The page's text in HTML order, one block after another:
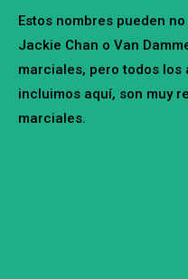
Estos nombres pueden
Jackie Chan o Van
marciales, pero todos
incluimos aquí, son muy
marciales.